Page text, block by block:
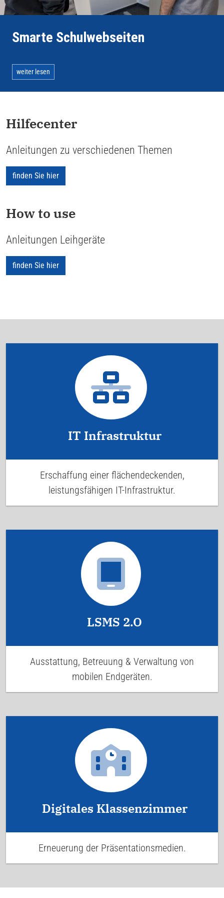
Smarte Schulwebseiten
weiter lesen
Hilfecenter
Anleitungen zu verschiedenen Themen
finden Sie hier
How to use
Anleitungen Leihgeräte
finden Sie hier
IT Infrastruktur
Erschaffung einer flächendeckenden,
leistungsfähigen IT-Infrastruktur.
LSMS 2.O
Ausstattung, Betreuung & Verwaltung von
mobilen Endgeräten.
Digitales Klassenzimmer
Erneuerung der Präsentationsmedien.